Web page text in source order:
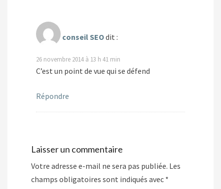
conseil SEOdit :
26 novembre 2014 à 13 h 41 min
C’est un point de vue qui se défend
Répondre
Laisser un commentaire
Votre adresse e-mail ne sera pas publiée. Les
champs obligatoires sont indiqués avec *